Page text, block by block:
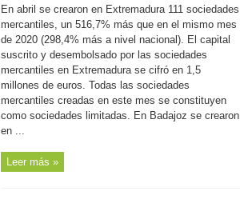
En abril se crearon en Extremadura 111 sociedades
mercantiles, un 516,7% más que en el mismo mes
de 2020 (298,4% más a nivel nacional). El capital
suscrito y desembolsado por las sociedades
mercantiles en Extremadura se cifró en 1,5
millones de euros. Todas las sociedades
mercantiles creadas en este mes se constituyen
como sociedades limitadas. En Badajoz se crearon
en ...
Leer más »